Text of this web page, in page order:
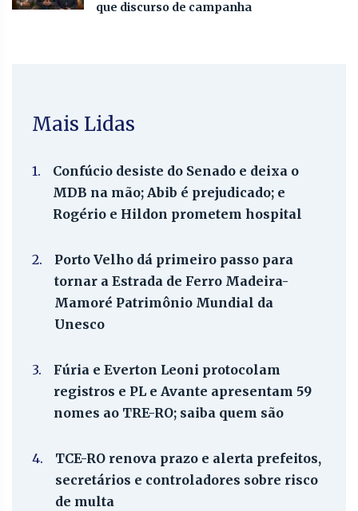
que discurso de campanha
Mais Lidas
1.
Confúcio desiste do Senado e deixa o
MDB na mão; Abib é prejudicado; e
Rogério e Hildon prometem hospital
2.
Porto Velho dá primeiro passo para
tornar a Estrada de Ferro Madeira-
Mamoré Patrimônio Mundial da
Unesco
3.
Fúria e Everton Leoni protocolam
registros e PL e Avante apresentam 59
nomes ao TRE-RO; saiba quem são
4.
TCE-RO renova prazo e alerta prefeitos,
secretários e controladores sobre risco
de multa